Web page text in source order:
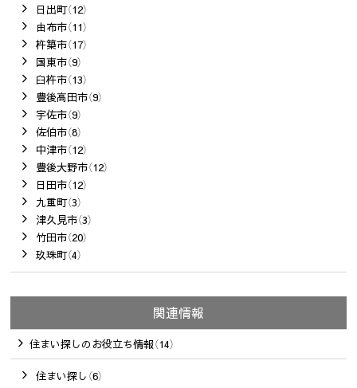
日出町（12）
由布市（11）
杵築市（17）
国東市（9）
臼杵市（13）
豊後高田市（9）
宇佐市（9）
佐伯市（8）
中津市（12）
豊後大野市（12）
日田市（12）
九重町（3）
津久見市（3）
竹田市（20）
玖珠町（4）
関連情報
住まい探しのお役立ち情報（14）
住まい探し（6）